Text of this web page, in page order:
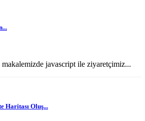
javascript ile ziyaretçimiz...
Haritası Oluş...